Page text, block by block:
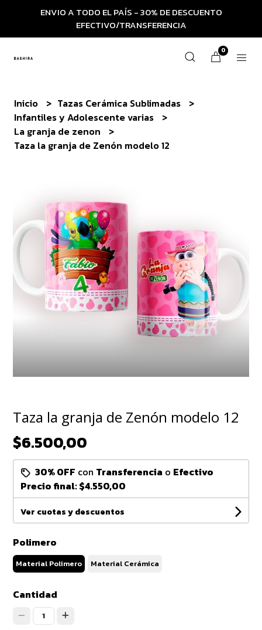
ENVIO A TODO EL PAÍS - 30% DE DESCUENTO
EFECTIVO/TRANSFERENCIA
0
Inicio
Tazas Cerámica Sublimadas
Infantiles y Adolescente varias
La granja de zenon
Taza la granja de Zenón modelo 12
Taza la granja de Zenón modelo 12
$6.500,00
30% OFF con Transferencia o Efectivo
Precio final:$4.550,00
Ver cuotas y descuentos
Polimero
Material Polimero Material Cerámica
Cantidad
1